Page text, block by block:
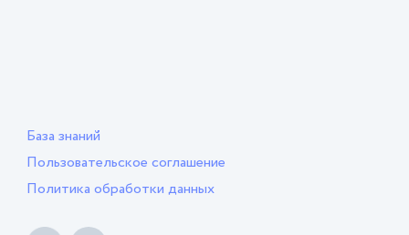
База знаний
Пользовательское соглашение
Политика обработки данных